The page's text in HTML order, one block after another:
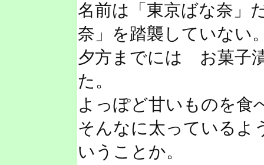
名前は「東京ばな奈」
奈」を踏襲していない
夕方までには お菓子
た。
よっぽど甘いものを食
そんなに太っているよ
いうことか。